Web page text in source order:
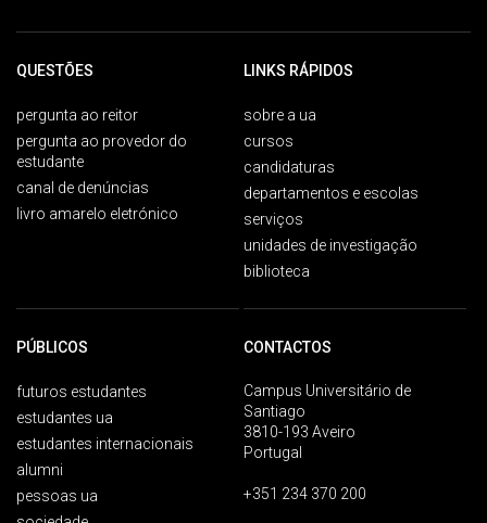
QUESTÕES
pergunta ao reitor
pergunta ao provedor do
estudante
canal de denúncias
livro amarelo eletrónico
LINKS RÁPIDOS
sobre a ua
cursos
candidaturas
departamentos e escolas
serviços
unidades de investigação
biblioteca
PÚBLICOS
futuros estudantes
estudantes ua
estudantes internacionais
alumni
pessoas ua
CONTACTOS
Campus Universitário de
Santiago
3810-193 Aveiro
Portugal
+351 234 370 200